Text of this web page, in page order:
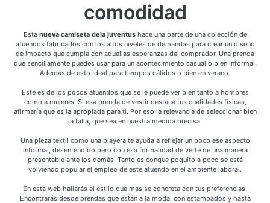
comodidad
Esta nueva camiseta dela juventushace una parte de una colección de
atuendos fabricados con los altos niveles de demandas para crear un diseño
de impacto que cumpla con aquellas esperanzas del comprador. Una prenda
que sencillamente puedes usar para un acontecimiento casual o bien informal.
Además de esto ideal para tiempos cálidos o bien en verano.
Este es de los pocos atuendos que se le puede ver bien tanto a hombres
como a mujeres. Si esa prenda de vestir destaca tus cualidades físicas,
afirmaría que es la apropiada para ti. Por eso la relevancia de seleccionar bien
la talla, que sea en nuestra medida precisa.
Una pieza textil como una playera te ayuda a reflejar un poco ese aspecto
informal, desentendido pero con esa formalidad de verte de una manera
presentable ante los demás. Tanto es conque poquito a poco se está
volviendo popular el empleo de este atuendo en el ambiente laboral.
En esta web hallarás el estilo que mas se concreta con tus preferencias.
Encontrarás desde prendas que están a la moda, con estampados y hasta